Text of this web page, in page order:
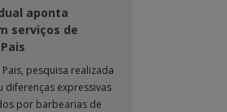
aponta
serviços de
pesquisa realizada
diferenças expressivas
por barbearias de